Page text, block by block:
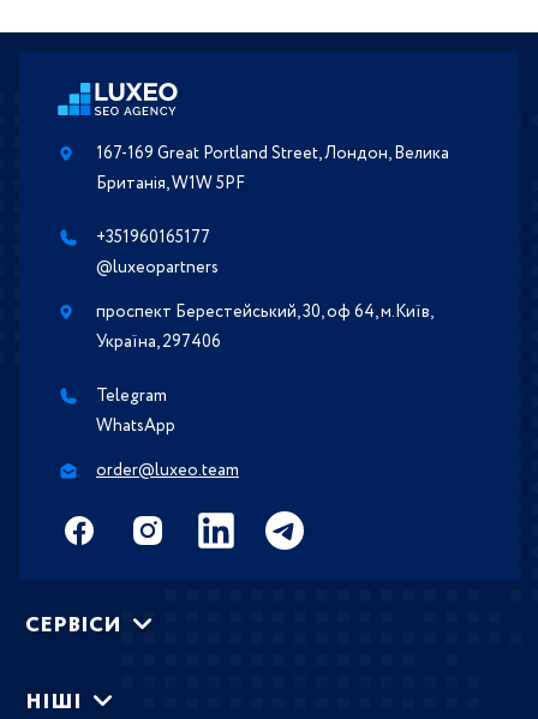
167-169 Great Portland Street, Лондон, Велика
Британія, W1W 5PF
+351960165177
@luxeopartners
проспект Берестейський, 30, оф 64, м.Київ,
Україна, 297406
Telegram
WhatsApp
order@luxeo.team
СЕРВIСИ
НIШI